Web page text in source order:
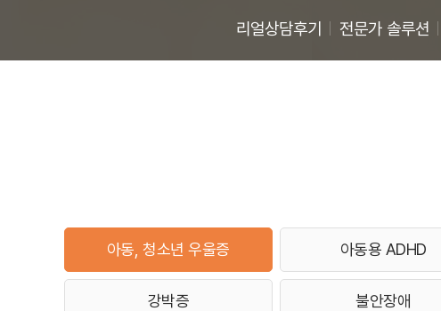
리얼상담후기 전문가 솔루션
아동, 청소년 우울증 아동용 ADHD
강박증 불안장애